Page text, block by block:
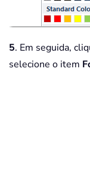
5. Em seguida,
selecione o item